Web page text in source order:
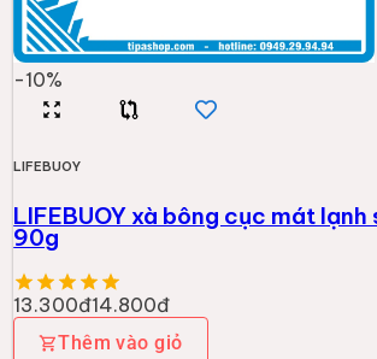
-10%
LIFEBUOY
LIFEBUOY xà bông cục mát lạnh
90g
13.300đ14.800đ
Thêm vào giỏ